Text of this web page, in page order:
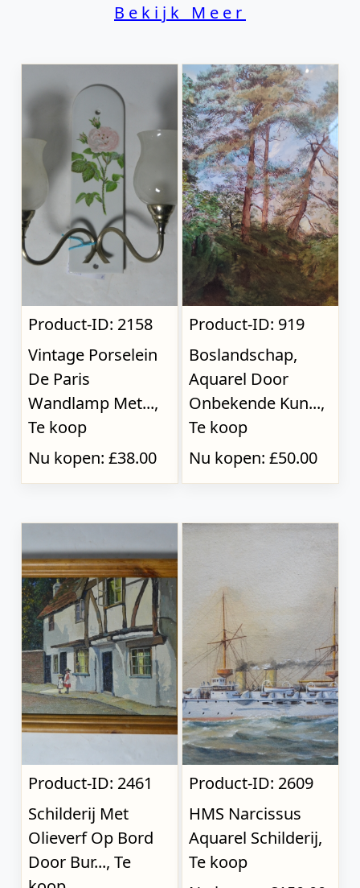
Bekijk Meer
Product-ID: 2158
Vintage Porselein
De Paris
Wandlamp Met...,
Te koop
Nu kopen: £38.00
Product-ID: 919
Boslandschap,
Aquarel Door
Onbekende Kun...,
Te koop
Nu kopen: £50.00
Product-ID: 2461
Schilderij Met
Olieverf Op Bord
Door Bur..., Te
Product-ID: 2609
HMS Narcissus
Aquarel Schilderij,
Te koop